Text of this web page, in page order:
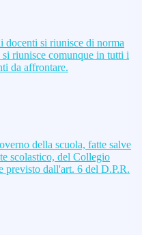
docenti si riunisce di norma
riunisce comunque in tutti i
da affrontare.
della scuola, fatte salve
scolastico, del Collegio
previsto dall'art. 6 del D.P.R.